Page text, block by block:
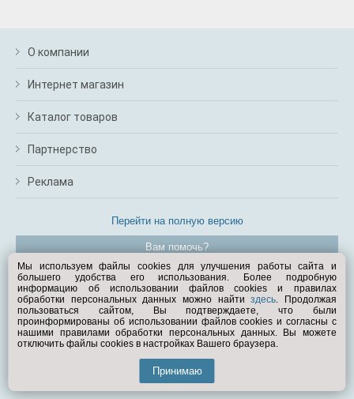
О компании
Интернет магазин
Каталог товаров
Партнерство
Реклама
Перейти на полную версию
Вам помочь?
© Exist.ru 1998—2026
Мы используем файлы cookies для улучшения работы сайта и
большего удобства его использования. Более подробную
информацию об использовании файлов cookies и правилах
обработки персональных данных можно найтиздесь. Продолжая
пользоваться сайтом, Вы подтверждаете, что были
проинформированы об использовании файлов cookies и согласны с
нашими правилами обработки персональных данных. Вы можете
отключить файлы cookies в настройках Вашего браузера.
Принимаю